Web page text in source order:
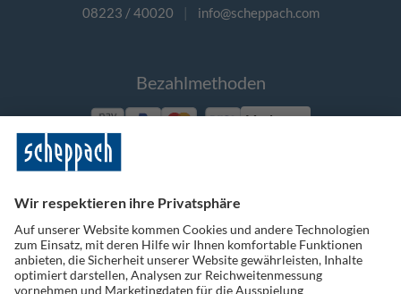
08223 / 40020 | info@scheppach.com
Bezahlmethoden
Vorkasse
Folge uns auf Social Media